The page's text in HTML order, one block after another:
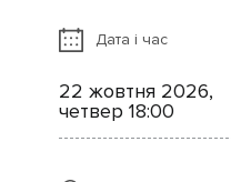
Дата і час
22 жовтня 2026,
четвер 18:00